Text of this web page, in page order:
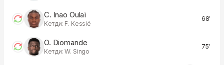
68′
C. Inao Oulaï
Кетди: F. Kessié
75′
O. Diomande
Кетди: W. Singo